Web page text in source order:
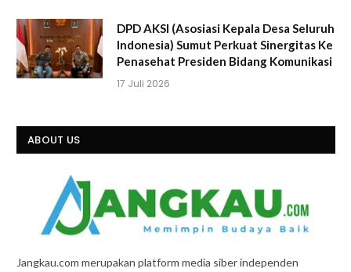
DPD AKSI (Asosiasi Kepala Desa Seluruh
Indonesia) Sumut Perkuat Sinergitas Ke
Penasehat Presiden Bidang Komunikasi
17 Juli 2026
ABOUT US
Jangkau.com merupakan platform media siber independen